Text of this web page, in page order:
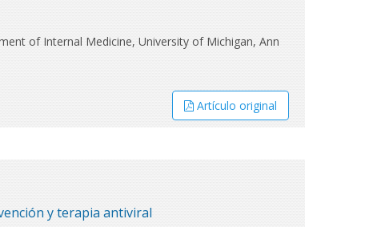
of Internal Medicine, University of Michigan, Ann
Artículo original
y terapia antiviral